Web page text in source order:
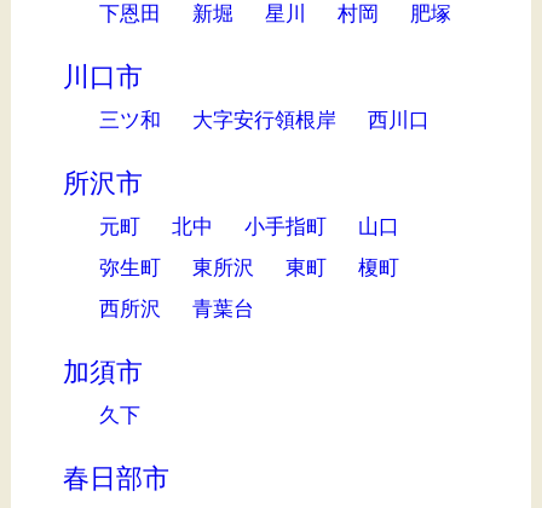
下恩田 新堀 星川 村岡 肥塚
川口市
三ツ和 大字安行領根岸 西川口
所沢市
元町 北中 小手指町
山口
弥生町
東所沢 東町
榎町
西所沢
青葉台
加須市
久下
春日部市